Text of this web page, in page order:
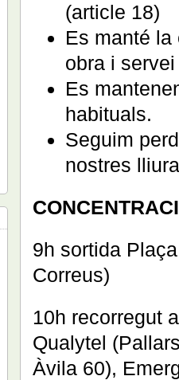
(article 18)
Es manté la
obra i servei
Es
habituals.
Seguim
nostres
9h sortida
Correus)
10h recorregut
Qualytel
Àvila 60),